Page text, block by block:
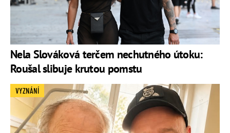
Nela Slováková terčem nechutného útoku:
Roušal slibuje krutou pomstu
VYZNÁNÍ